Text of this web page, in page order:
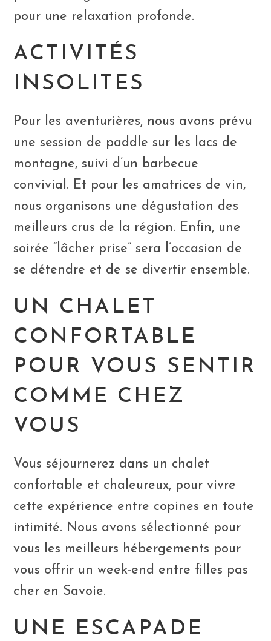
pour une relaxation profonde.
ACTIVITÉS
INSOLITES
Pour les aventurières, nous avons prévu
une session de paddle sur les lacs de
montagne, suivi d’un barbecue
convivial. Et pour les amatrices de vin,
nous organisons une dégustation des
meilleurs crus de la région. Enfin, une
soirée “lâcher prise” sera l’occasion de
se détendre et de se divertir ensemble.
UN CHALET
CONFORTABLE
POUR VOUS SENTIR
COMME CHEZ
VOUS
Vous séjournerez dans un chalet
confortable et chaleureux, pour vivre
cette expérience entre copines en toute
intimité. Nous avons sélectionné pour
vous les meilleurs hébergements pour
vous offrir un week-end entre filles pas
cher en Savoie.
UNE ESCAPADE